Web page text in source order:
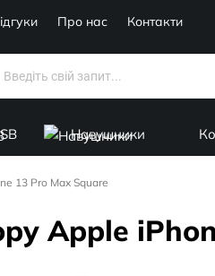
Про нас Контакти
Навушники
13 Pro Max Square
Apple